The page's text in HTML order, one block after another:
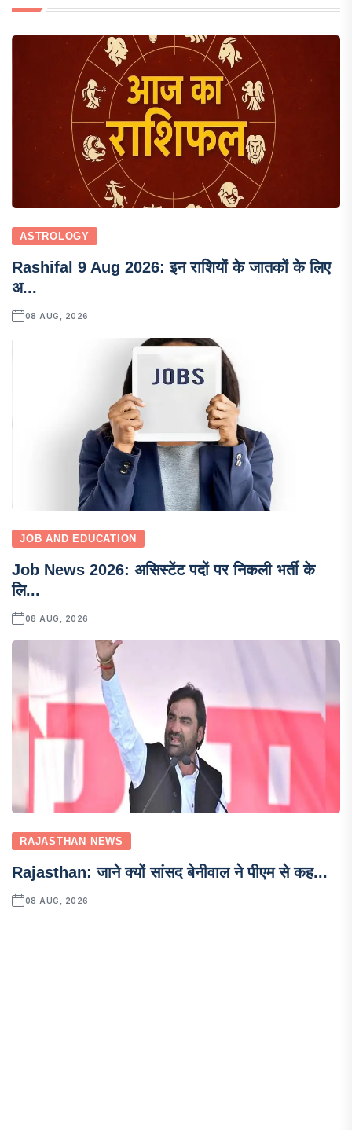
ASTROLOGY
Rashifal 9 Aug 2026: इन राशियों के जातकों के लिए
अ...
08 AUG, 2026
JOB AND EDUCATION
Job News 2026: असिस्टेंट पदों पर निकली भर्ती के
लि...
08 AUG, 2026
RAJASTHAN NEWS
Rajasthan: जाने क्यों सांसद बेनीवाल ने पीएम से कह...
08 AUG, 2026